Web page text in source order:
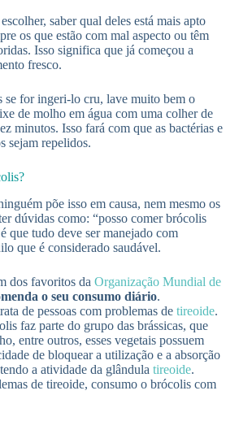
saber qual deles está mais apto
os que estão com mal aspecto ou têm
Isso significa que já começou a
fresco.
se for ingeri-lo cru, lave muito bem o
de molho em água com uma colher de
minutos. Isso fará com que as bactérias e
sejam repelidos.
põe isso em causa, nem mesmo os
dúvidas como: “posso comer brócolis
que tudo deve ser manejado com
que é considerado saudável.
dos favoritos da Organização Mundial de
o seu consumo diário.
de pessoas com problemas de tireoide.
faz parte do grupo das brássicas, que
entre outros, esses vegetais possuem
de bloquear a utilização e a absorção
a atividade da glândula tireoide.
de tireoide, consumo o brócolis com